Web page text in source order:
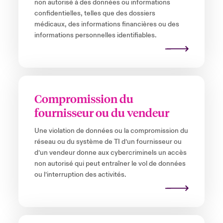
non autorisé à des données ou informations
confidentielles, telles que des dossiers
médicaux, des informations financières ou des
informations personnelles identifiables.
Compromission du
fournisseur ou du vendeur
Une violation de données ou la compromission du
réseau ou du système de TI d’un fournisseur ou
d’un vendeur donne aux cybercriminels un accès
non autorisé qui peut entraîner le vol de données
ou l’interruption des activités.